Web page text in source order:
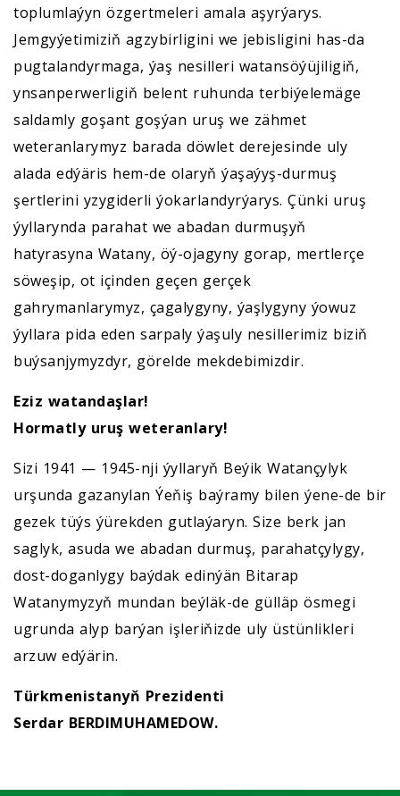
toplumlaýyn özgertmeleri amala aşyrýarys.
Jemgyýetimiziň agzybirligini we jebisligini has-da
pugtalandyrmaga, ýaş nesilleri watansöýüjiligiň,
ynsanperwerligiň belent ruhunda terbiýelemäge
saldamly goşant goşýan uruş we zähmet
weteranlarymyz barada döwlet derejesinde uly
alada edýäris hem-de olaryň ýaşaýyş-durmuş
şertlerini yzygiderli ýokarlandyrýarys. Çünki uruş
ýyllarynda parahat we abadan durmuşyň
hatyrasyna Watany, öý-ojagyny gorap, mertlerçe
söweşip, ot içinden geçen gerçek
gahrymanlarymyz, çagalygyny, ýaşlygyny ýowuz
ýyllara pida eden sarpaly ýaşuly nesillerimiz biziň
buýsanjymyzdyr, görelde mekdebimizdir.
Eziz watandaşlar!
Hormatly uruş weteranlary!
Sizi 1941 — 1945-nji ýyllaryň Beýik Watançylyk
urşunda gazanylan Ýeňiş baýramy bilen ýene-de bir
gezek tüýs ýürekden gutlaýaryn. Size berk jan
saglyk, asuda we abadan durmuş, parahatçylygy,
dost-doganlygy baýdak edinýän Bitarap
Watanymyzyň mundan beýläk-de gülläp ösmegi
ugrunda alyp barýan işleriňizde uly üstünlikleri
arzuw edýärin.
Türkmenistanyň Prezidenti
Serdar BERDIMUHAMEDOW.